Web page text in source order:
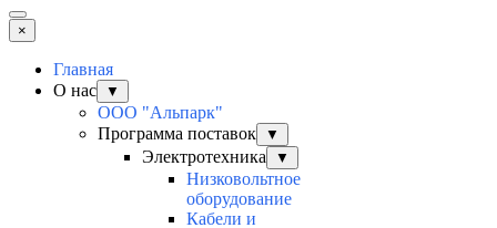
×
Главная
О нас
▼
ООО "Альпарк"
Программа поставок
▼
Электротехника ▼
Низковольтное
оборудование
Кабели и